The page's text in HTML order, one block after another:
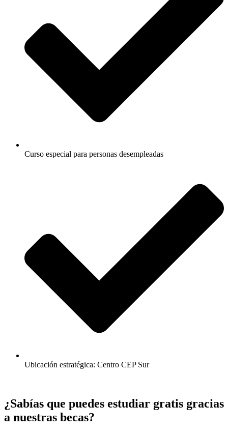
Curso especial para personas desempleadas
Ubicación estratégica: Centro CEP Sur
¿Sabías que puedes estudiar gratis gracias
a nuestras becas?